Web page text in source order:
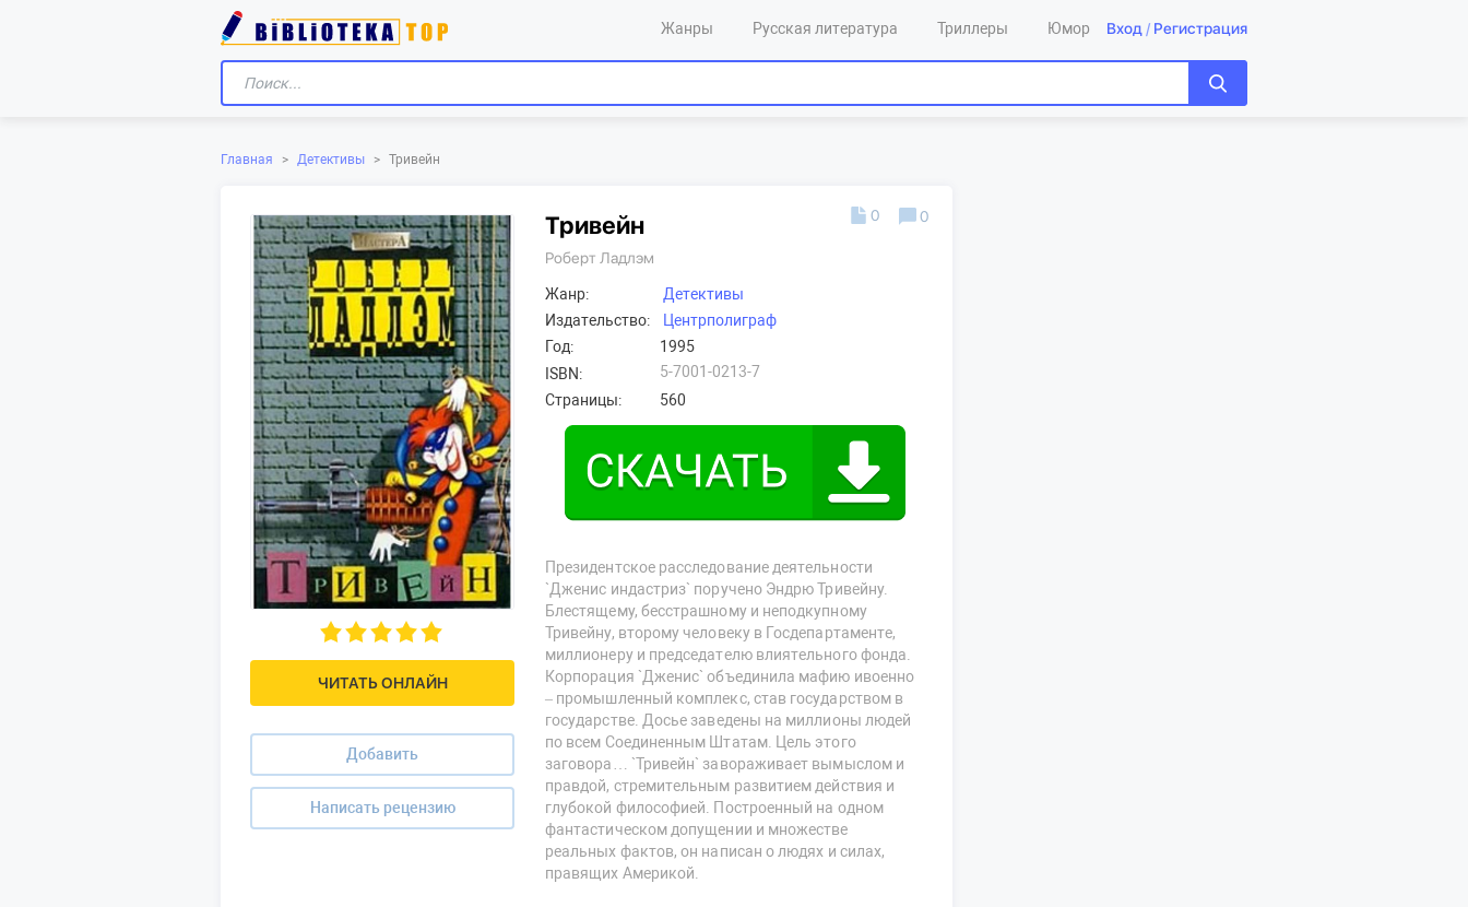
Жанры Русская литература Триллеры Юмор Вход / Регистрация
Главная > Детективы > Тривейн
ЧИТАТЬ ОНЛАЙН
Добавить
Написать рецензию
Тривейн
Роберт Ладлэм
Жанр:
Детективы
Издательство:
Центрполиграф
Год:
1995
ISBN:
5-7001-0213-7
Страницы:
560
Президентское расследование деятельности
`Дженис индастриз` поручено Эндрю Тривейну.
Блестящему, бесстрашному и неподкупному
Тривейну, второму человеку в Госдепартаменте,
миллионеру и председателю влиятельного фонда.
Корпорация `Дженис` объединила мафию ивоенно
– промышленный комплекс, став государством в
государстве. Досье заведены на миллионы людей
по всем Соединенным Штатам. Цель этого
заговора… `Тривейн` завораживает вымыслом и
правдой, стремительным развитием действия и
глубокой философией. Построенный на одном
фантастическом допущении и множестве
реальных фактов, он написан о людях и силах,
правящих Америкой.
0 0